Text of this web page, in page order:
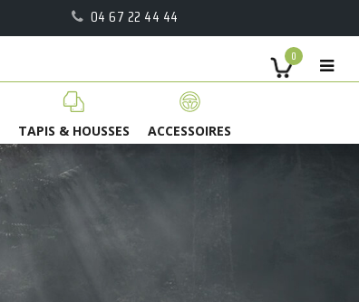
04 67 22 44 44
0
TAPIS & HOUSSES ACCESSOIRES